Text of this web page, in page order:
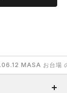
MASA お台場